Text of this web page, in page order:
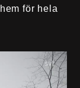
för hela